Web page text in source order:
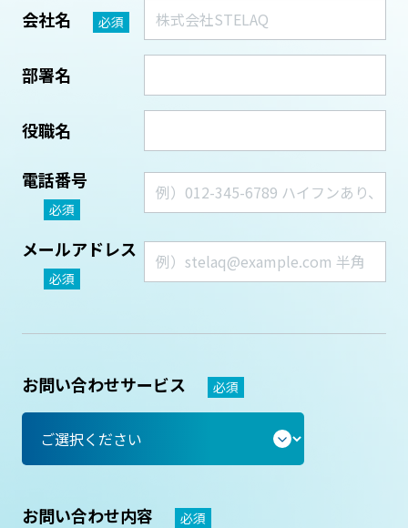
会社名 必須
部署名
役職名
電話番号
必須
メールアドレス
必須
お問い合わせサービス 必須
お問い合わせ内容 必須